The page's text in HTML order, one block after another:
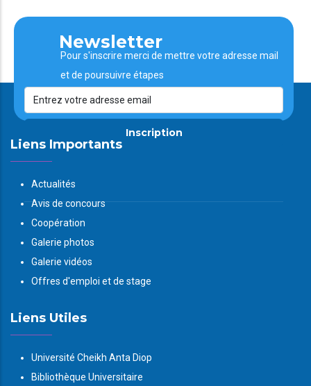
Newsletter
Pour s'inscrire merci de mettre votre adresse mail
et de poursuivre étapes
Inscription
Liens Importants
Actualités
Avis de concours
Coopération
Galerie photos
Galerie vidéos
Offres d'emploi et de stage
Liens Utiles
Université Cheikh Anta Diop
Bibliothèque Universitaire